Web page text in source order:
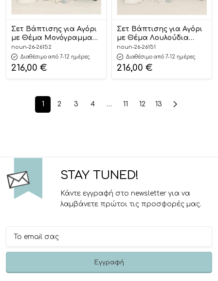
Σετ Βάπτισης για Αγόρι
με Θέμα Μονόγραμμα
Offwhite-Σιέλ 26152
noun-26-26152
Διαθέσιμο από 7-12 ημέρες
216,00 €
Σετ Βάπτισης για Αγόρι
με Θέμα Λουλούδια
Εμπνευσμένο από τις
Αποχρώσεις Baby Dior
Λευκό-Σιέλ 26151
noun-26-26151
Διαθέσιμο από 7-12 ημέρες
216,00 €
1 2 3 4 … 11 12 13
STAY TUNED!
Κάντε εγγραφή στο newsletter για να
λαμβάνετε πρώτοι τις προσφορές μας.